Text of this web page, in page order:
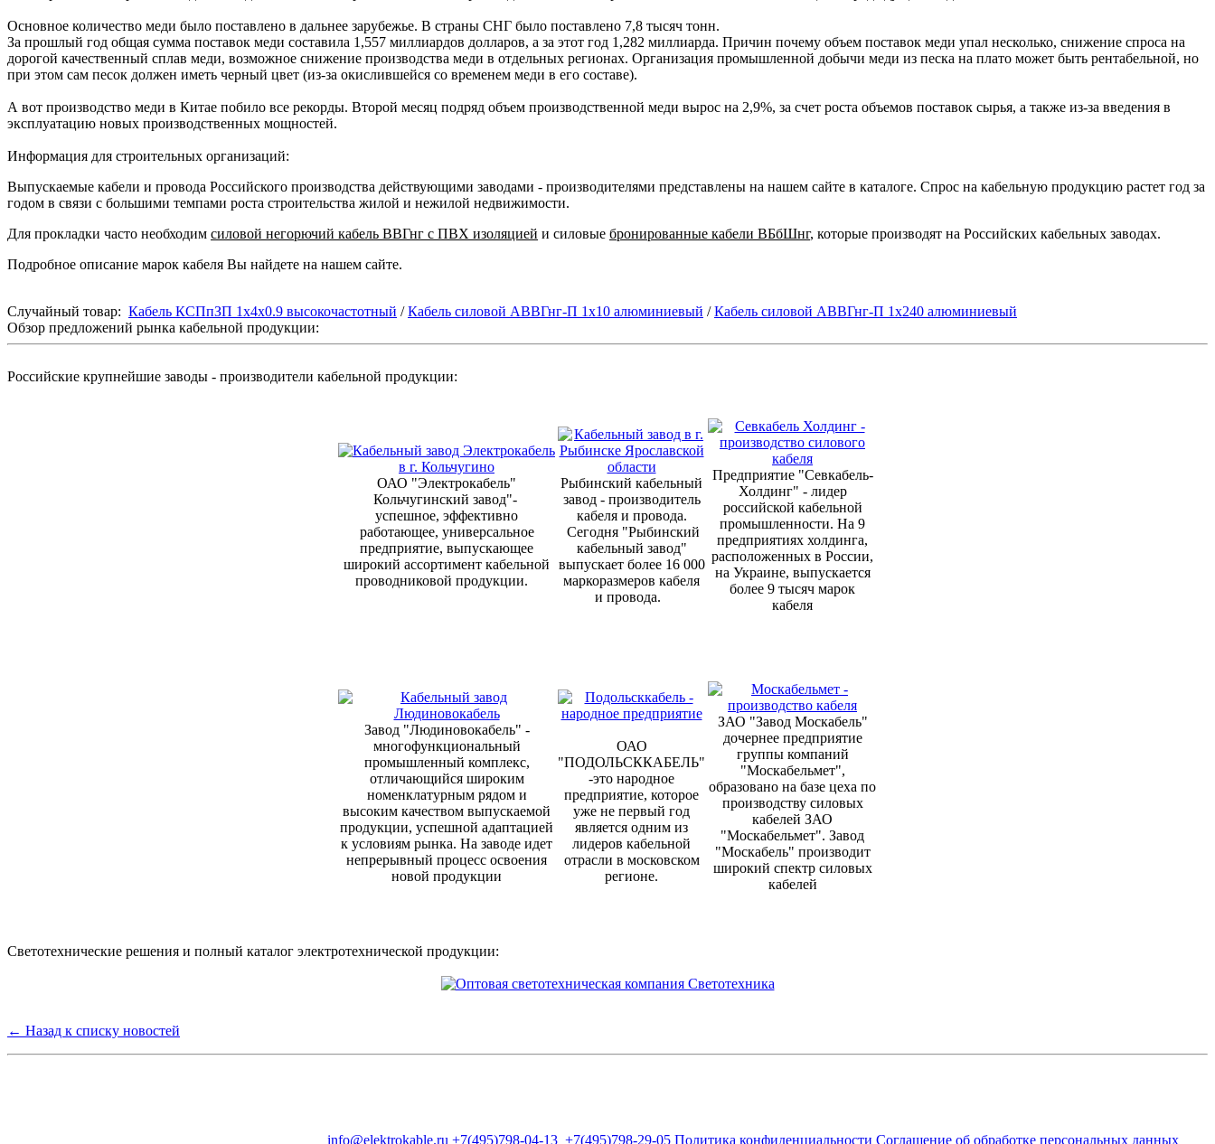
Основное количество меди было поставлено в дальнее зарубежье. В страны СНГ было поставлено 7,8 тысяч тонн.
За прошлый год общая сумма поставок меди составила 1,557 миллиардов долларов, а за этот год 1,282 миллиарда. Причин почему объем поставок меди упал несколько, снижение спроса на
дорогой качественный сплав меди, возможное снижение производства меди в отдельных регионах. Организация промышленной добычи меди из песка на плато может быть рентабельной, но
при этом сам песок должен иметь черный цвет (из-за окислившейся со временем меди в его составе).
А вот производство меди в Китае побило все рекорды. Второй месяц подряд объем производственной меди вырос на 2,9%, за счет роста объемов поставок сырья, а также из-за введения в
эксплуатацию новых производственных мощностей.
Информация для строительных организаций:
Выпускаемые кабели и провода Российского производства действующими заводами - производителями представлены на нашем сайте в каталоге. Спрос на кабельную продукцию растет год за
годом в связи с большими темпами роста строительства жилой и нежилой недвижимости.
Для прокладки часто необходим силовой негорючий кабель ВВГнг с ПВХ изоляцией и силовые бронированные кабели ВБбШнг, которые производят на Российских кабельных заводах.
Подробное описание марок кабеля Вы найдете на нашем сайте.
Случайный товар: Кабель КСПпЗП 1х4х0.9 высокочастотный /Кабель силовой АВВГнг-П 1х10 алюминиевый /Кабель силовой АВВГнг-П 1х240 алюминиевый
Обзор предложений рынка кабельной продукции:
Российские крупнейшие заводы - производители кабельной продукции:
ОАО "Электрокабель"
Кольчугинский завод"-
успешное, эффективно
работающее, универсальное
предприятие, выпускающее
широкий ассортимент кабельной
проводниковой продукции.
Рыбинский кабельный
завод - производитель
кабеля и провода.
Сегодня "Рыбинский
кабельный завод"
выпускает более 16 000
маркоразмеров кабеля
и провода.
Предприятие "Севкабель-
Холдинг" - лидер
российской кабельной
промышленности. На 9
предприятиях холдинга,
расположенных в России,
на Украине, выпускается
более 9 тысяч марок
кабеля
Завод "Людиновокабель" -
многофункциональный
промышленный комплекс,
отличающийся широким
номенклатурным рядом и
высоким качеством выпускаемой
продукции, успешной адаптацией
к условиям рынка. На заводе идет
непрерывный процесс освоения
новой продукции
ОАО
"ПОДОЛЬСККАБЕЛЬ"
-это народное
предприятие, которое
уже не первый год
является одним из
лидеров кабельной
отрасли в московском
регионе.
ЗАО "Завод Москабель"
дочернее предприятие
группы компаний
"Москабельмет",
образовано на базе цеха по
производству силовых
кабелей ЗАО
"Москабельмет". Завод
"Москабель" производит
широкий спектр силовых
кабелей
Светотехнические решения и полный каталог электротехнической продукции:
← Назад к списку новостей
info@elektrokable.ru +7(495)798-04-13 +7(495)798-29-05 Политика конфиденциальности Соглашение об обработке персональных данных